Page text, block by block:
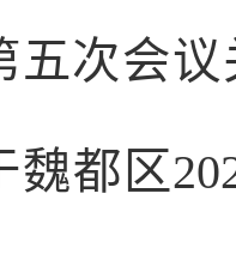
五次会
魏都区